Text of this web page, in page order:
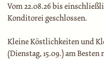
Vom 22.08.26 bis
Konditorei geschlossen.
Kleine Köstlichkeiten und
(Dienstag, 15.09.) am